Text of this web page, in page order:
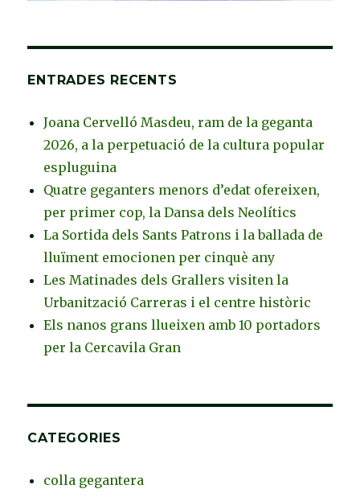
ENTRADES RECENTS
Joana Cervelló Masdeu, ram de la geganta
2026, a la perpetuació de la cultura popular
espluguina
Quatre geganters menors d’edat ofereixen,
per primer cop, la Dansa dels Neolítics
La Sortida dels Sants Patrons i la ballada de
lluïment emocionen per cinquè any
Les Matinades dels Grallers visiten la
Urbanització Carreras i el centre històric
Els nanos grans llueixen amb 10 portadors
per la Cercavila Gran
CATEGORIES
colla gegantera